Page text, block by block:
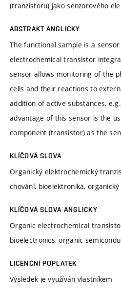
(tranzistoru) jako senzorového
ABSTRAKT ANGLICKY
The functional sample is a
electrochemical transistor
sensor allows monitoring of the
cells and their reactions to
addition of active substances,
advantage of this sensor is the
component (transistor) as the
KLÍČOVÁ SLOVA
Organický elektrochemický
chování, bioelektronika, organický
KLÍČOVÁ SLOVA ANGLICKY
Organic electrochemical
bioelectronics, organic
LICENČNÍ POPLATEK
Výsledek je využíván vlastníkem